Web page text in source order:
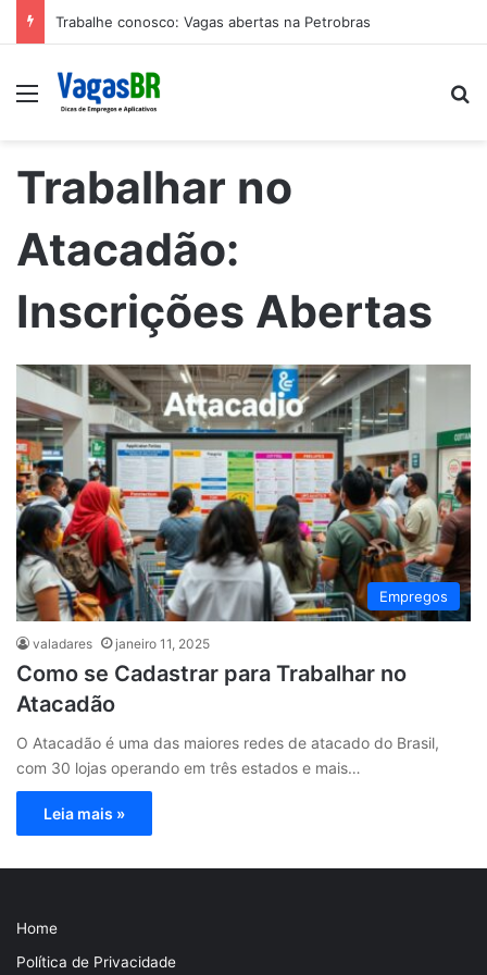
Trabalhe conosco: Vagas abertas na Petrobras
Menu
Trabalhar no
Atacadão:
Inscrições Abertas
Empregos
valadares janeiro 11, 2025
Como se Cadastrar para Trabalhar no
Atacadão
O Atacadão é uma das maiores redes de atacado do Brasil,
com 30 lojas operando em três estados e mais…
Leia mais »
Home
Política de Privacidade